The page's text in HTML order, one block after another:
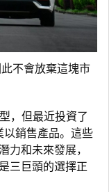
不會放棄這塊市
，但最近投資了
銷售產品。這些
力和未來發展，
三巨頭的選擇正